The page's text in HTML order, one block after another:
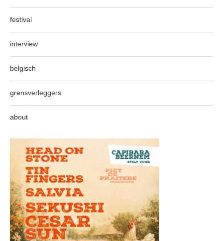
festival
interview
belgisch
grensverleggers
about